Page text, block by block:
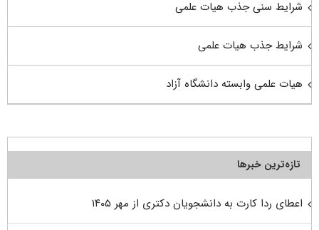
شرایط سنی جذب هیات علمی
شرایط جذب هیات علمی
هیات علمی وابسته دانشگاه آزاد
تازه‌ترین خبرها
اعطای ردا کارت به دانشجویان دکتری از مهر ۱۴۰۵